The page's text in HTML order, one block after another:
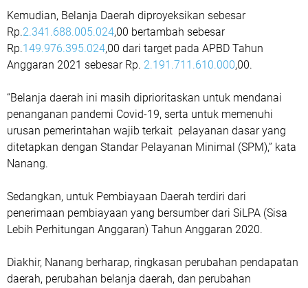
Kemudian, Belanja Daerah diproyeksikan sebesar
Rp.2.341.688.005.024,00 bertambah sebesar
Rp.149.976.395.024,00 dari target pada APBD Tahun
Anggaran 2021 sebesar Rp. 2.191.711.610.000,00.
“Belanja daerah ini masih diprioritaskan untuk mendanai
penanganan pandemi Covid-19, serta untuk memenuhi
urusan pemerintahan wajib terkait pelayanan dasar yang
ditetapkan dengan Standar Pelayanan Minimal (SPM),” kata
Nanang.
Sedangkan, untuk Pembiayaan Daerah terdiri dari
penerimaan pembiayaan yang bersumber dari SiLPA (Sisa
Lebih Perhitungan Anggaran) Tahun Anggaran 2020.
Diakhir, Nanang berharap, ringkasan perubahan pendapatan
daerah, perubahan belanja daerah, dan perubahan